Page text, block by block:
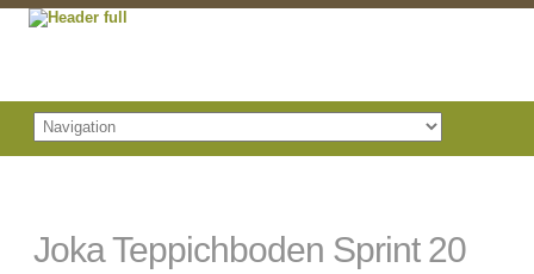
Joka Teppichboden Sprint 20